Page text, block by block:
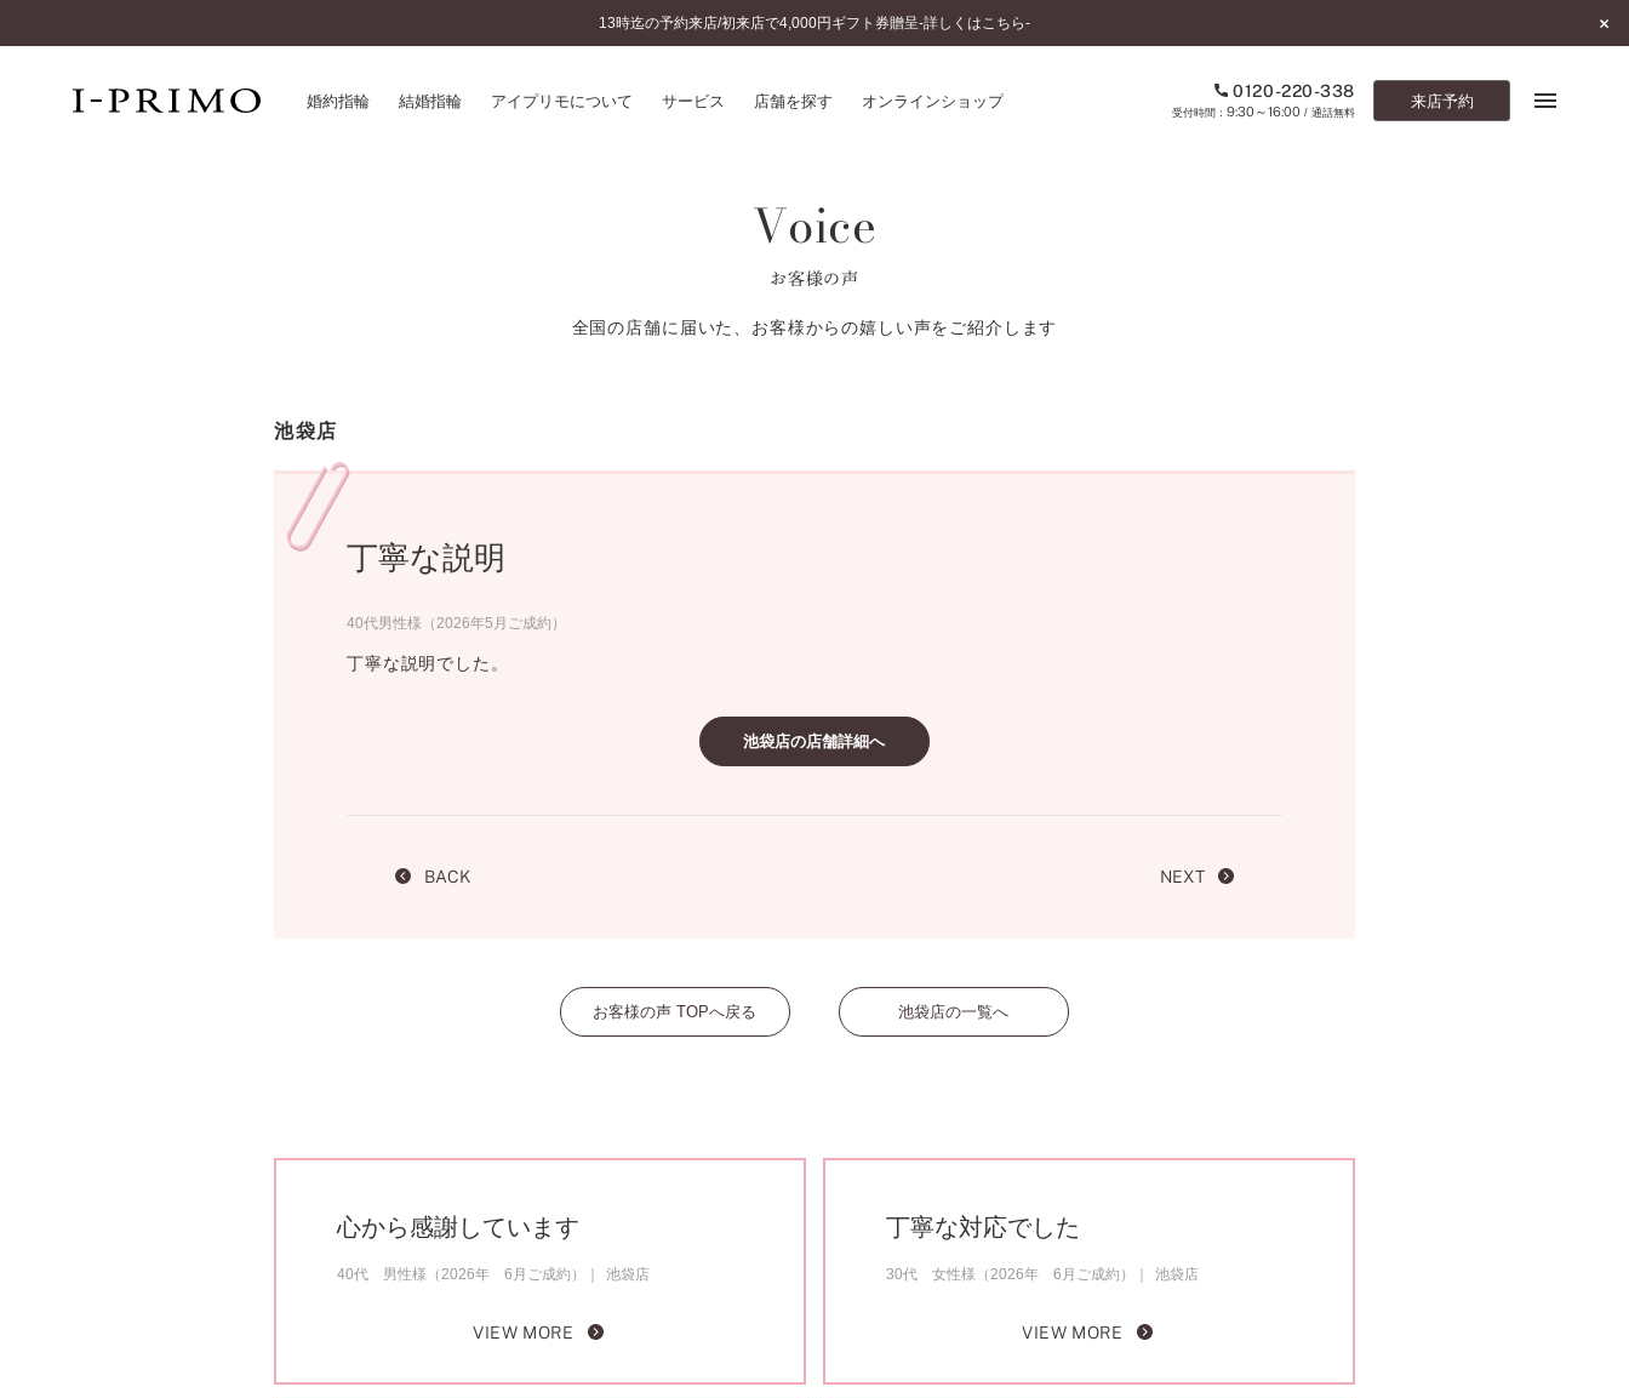
13時迄の予約来店/初来店で4,000円ギフト券贈呈-詳しくはこちら-
婚約指輪 結婚指輪 アイプリモについて サービス 店舗を探す オンラインショップ 0120-220-338
9:30～16:00/ 通話無料
来店予約
ダイヤモンドプロポーズ
婚約ネックレス
ダイヤモンドシェイプコレクション
ペールブラウンゴールド
品質へのこだわり
ご来店予約について
婚約指輪とは
結婚指輪とは
セットリングとは
ショップブログ
Voice
お客様の声
全国の店舗に届いた、お客様からの嬉しい声をご紹介します
池袋店
丁寧な説明
40代男性様（2026年5月ご成約）
丁寧な説明でした。
池袋店の店舗詳細へ
BACK NEXT
お客様の声 TOPへ戻る 池袋店の一覧へ
心から感謝しています
40代 男性様（2026年 6月ご成約） 池袋店
VIEW MORE
丁寧な対応でした
30代 女性様（2026年 6月ご成約） 池袋店
VIEW MORE